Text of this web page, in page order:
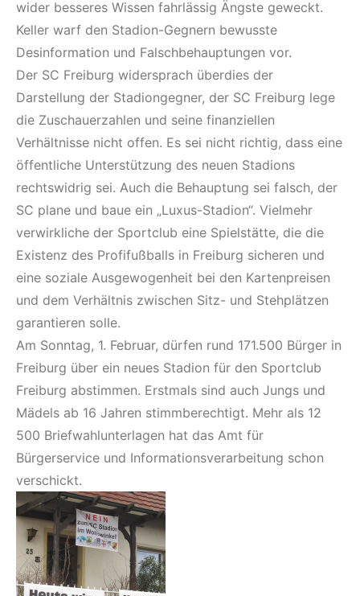
wider besseres Wissen fahrlässig Ängste geweckt.
Keller warf den Stadion-Gegnern bewusste
Desinformation und Falschbehauptungen vor.
Der SC Freiburg widersprach überdies der
Darstellung der Stadiongegner, der SC Freiburg lege
die Zuschauerzahlen und seine finanziellen
Verhältnisse nicht offen. Es sei nicht richtig, dass eine
öffentliche Unterstützung des neuen Stadions
rechtswidrig sei. Auch die Behauptung sei falsch, der
SC plane und baue ein „Luxus-Stadion“. Vielmehr
verwirkliche der Sportclub eine Spielstätte, die die
Existenz des Profifußballs in Freiburg sicheren und
eine soziale Ausgewogenheit bei den Kartenpreisen
und dem Verhältnis zwischen Sitz- und Stehplätzen
garantieren solle.
Am Sonntag, 1. Februar, dürfen rund 171.500 Bürger in
Freiburg über ein neues Stadion für den Sportclub
Freiburg abstimmen. Erstmals sind auch Jungs und
Mädels ab 16 Jahren stimmberechtigt. Mehr als 12
500 Briefwahlunterlagen hat das Amt für
Bürgerservice und Informationsverarbeitung schon
verschickt.